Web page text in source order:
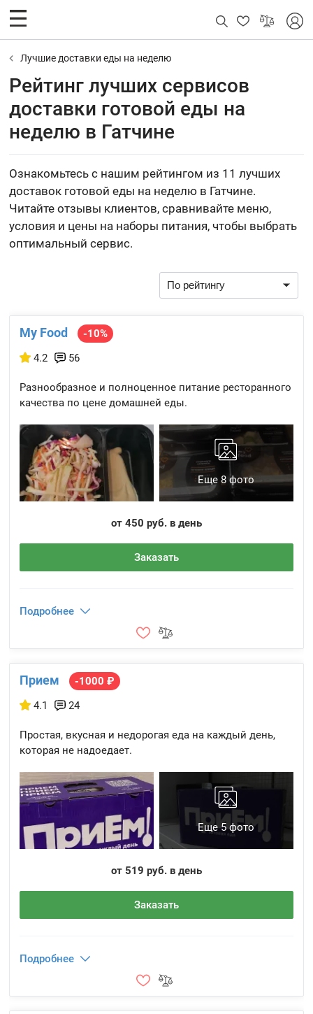
Лучшие доставки еды на неделю
Рейтинг лучших сервисов
доставки готовой еды на
неделю в Гатчине
Ознакомьтесь с нашим рейтингом из 11 лучших
доставок готовой еды на неделю в Гатчине.
Читайте отзывы клиентов, сравнивайте меню,
условия и цены на наборы питания, чтобы выбрать
оптимальный сервис.
My Food
-10%
4.2
56
Разнообразное и полноценное питание ресторанного
качества по цене домашней еды.
Еще 8 фото
от 450 руб. в день
Заказать
Подробнее
Прием
-1000 ₽
4.1
24
Простая, вкусная и недорогая еда на каждый день,
которая не надоедает.
Еще 5 фото
от 519 руб. в день
Заказать
Подробнее